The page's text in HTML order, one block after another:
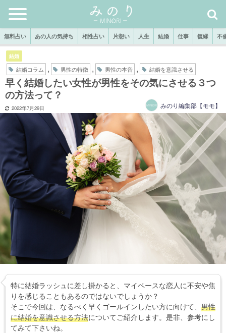
無料占い あの人の気持ち 相性占い 片想い 人生 結婚 仕事 復縁 不
結婚
結婚コラム , 男性の特徴 , 男性の本音 , 結婚を意識させる
早く結婚したい女性が男性をその気にさせる３つ
の方法って？
2022年7月29日 みのり編集部【モモ】
特に結婚ラッシュに差し掛かると、マイペースな恋人に不安や焦
りを感じることもあるのではないでしょうか？
そこで今回は、なるべく早くゴールインしたい方に向けて、 男性
に結婚を意識させる方法についてご紹介します。是非、参考にし
てみて下さいね。